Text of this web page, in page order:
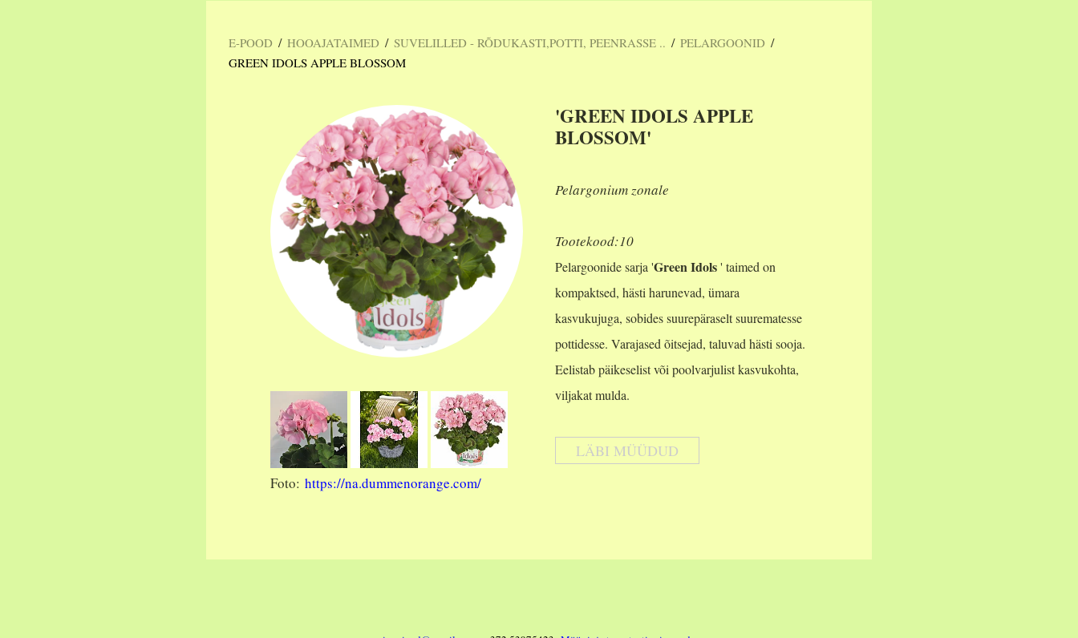
E-POOD / HOOAJATAIMED / SUVELILLED - RÕDUKASTI,POTTI, PEENRASSE .. / PELARGOONID /
GREEN IDOLS APPLE BLOSSOM
Foto: https://na.dummenorange.com/
'GREEN IDOLS APPLE
BLOSSOM'
Pelargonium zonale
Tootekood:10
Pelargoonide sarja 'Green Idols' taimed on
kompaktsed, hästi harunevad, ümara
kasvukujuga, sobides suurepäraselt suurematesse
pottidesse. Varajased õitsejad, taluvad hästi sooja.
Eelistab päikeselist või poolvarjulist kasvukohta,
viljakat mulda.
LÄBI MÜÜDUD